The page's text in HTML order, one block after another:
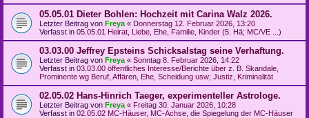
05.05.01 Dieter Bohlen: Hochzeit mit Carina Walz 2026.
Letzter Beitrag von Freya « Donnerstag 12. Februar 2026, 13:20
Verfasst in 05.05.01 Heirat, Liebe, Ehe, Familie, Kinder (5. Hä; MC/VE ...)
03.03.00 Jeffrey Epsteins Schicksalstag seine Verhaftung.
Letzter Beitrag von Freya « Sonntag 8. Februar 2026, 14:22
Verfasst in 03.03.00 öffentliches Interesse/Berichte über z. B. Skandale,
Prominente wg Beruf, Affären, Ehe, Scheidung usw; Justiz, Kriminalität
02.05.02 Hans-Hinrich Taeger, experimenteller Astrologe.
Letzter Beitrag von Freya « Freitag 30. Januar 2026, 10:28
Verfasst in 02.05.02 MC-Häuser, MC-Achse, die Spiegelung der MC-Häuser